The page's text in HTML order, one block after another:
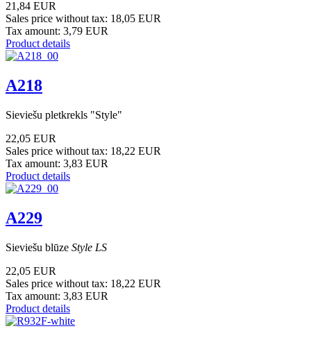
21,84 EUR
Sales price without tax: 18,05 EUR
Tax amount: 3,79 EUR
Product details
A218
Sieviešu pletkrekls "Style"
22,05 EUR
Sales price without tax: 18,22 EUR
Tax amount: 3,83 EUR
Product details
A229
Sieviešu blūze Style LS
22,05 EUR
Sales price without tax: 18,22 EUR
Tax amount: 3,83 EUR
Product details